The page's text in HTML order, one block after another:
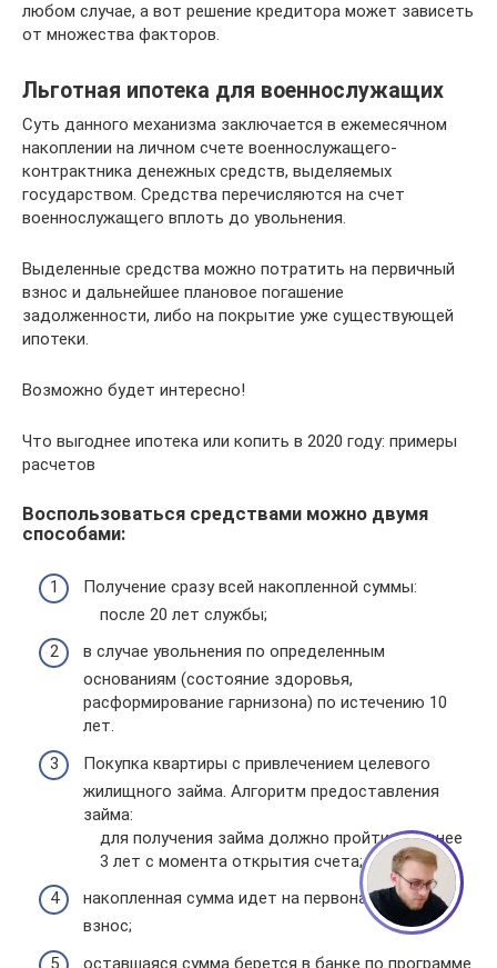
любом случае, а вот решение кредитора может зависеть
от множества факторов.
Льготная ипотека для военнослужащих
Суть данного механизма заключается в ежемесячном
накоплении на личном счете военнослужащего-
контрактника денежных средств, выделяемых
государством. Средства перечисляются на счет
военнослужащего вплоть до увольнения.
Выделенные средства можно потратить на первичный
взнос и дальнейшее плановое погашение
задолженности, либо на покрытие уже существующей
ипотеки.
Возможно будет интересно!
Что выгоднее ипотека или копить в 2020 году: примеры
расчетов
Воспользоваться средствами можно двумя
способами:
Получение сразу всей накопленной суммы:
после 20 лет службы;
в случае увольнения по определенным
основаниям (состояние здоровья,
расформирование гарнизона) по истечению 10
лет.
Покупка квартиры с привлечением целевого
жилищного займа. Алгоритм предоставления
займа:
для получения займа должно пройти не менее
3 лет с момента открытия счета;
накопленная сумма идет на первоначальный
взнос;
оставшаяся сумма берется в банке по программе